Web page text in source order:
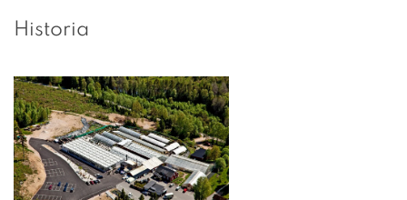
Historia